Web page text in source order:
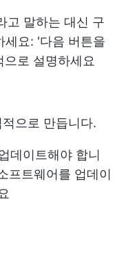
고 말하는 대신 구
세요: '다음 버튼을
으로 설명하세요
으로 만듭니다.
데이트해야 합니
프트웨어를 업데이